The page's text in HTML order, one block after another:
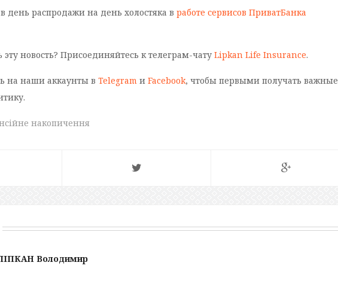
день распродажи на день холостяка в работе сервисов ПриватБанка
эту новость? Присоединяйтесь к телеграм-чату Lipkan Life Insurance.
на наши аккаунты в Telegram и Facebook, чтобы первыми получать важные
накопичення
Володимир